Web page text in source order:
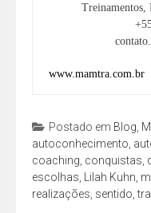
Treinamentos,
www.mamtra.com.br
Postado em Blog
autoconhecimento
coaching conquistas
escolhas Lilah Kuhn
realizações sentido ,